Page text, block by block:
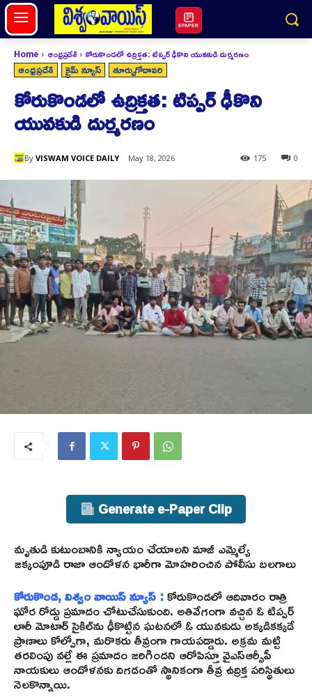
EPAPER
Home ఆంధ్రప్రదేశ్ కోరుకొండలో ఉద్రిక్తత: టిప్పర్ ఢీకొని యువకుడి దుర్మరణం
ఆంధ్రప్రదేశ్ క్రైమ్ న్యూస్ తూర్పుగోదావరి
కోరుకొండలో ఉద్రిక్తత: టిప్పర్ ఢీకొని
యువకుడి దుర్మరణం
By VISWAM VOICE DAILY May 18, 2026 0
175
Generate e-Paper Clip
మృతుడి కుటుంబానికి న్యాయం చేయాలని మాజీ ఎమ్మెల్యే
జక్కంపూడి రాజా ఆందోళన భారీగా మోహరించిన పోలీసు బలగాలు
కోరుకొండ, విశ్వం వాయిస్ న్యూస్ :కోరుకొండలో ఆదివారం రాత్రి
ఘోర రోడ్డు ప్రమాదం చోటుచేసుకుంది. అతివేగంగా వచ్చిన ఓ టిప్పర్
లారీ మోటార్ సైకిల్‌ను ఢీకొట్టిన ఘటనలో ఓ యువకుడు అక్కడికక్కడే
ప్రాణాలు కోల్పోగా, మరొకరు తీవ్రంగా గాయపడ్డారు. అక్రమ మట్టి
తరలింపు వల్లే ఈ ప్రమాదం జరిగిందని ఆరోపిస్తూ వైఎస్ఆర్సీపీ
నాయకులు ఆందోళనకు దిగడంతో స్థానికంగా తీవ్ర ఉద్రిక్త పరిస్థితులు
నెలకొన్నాయి.